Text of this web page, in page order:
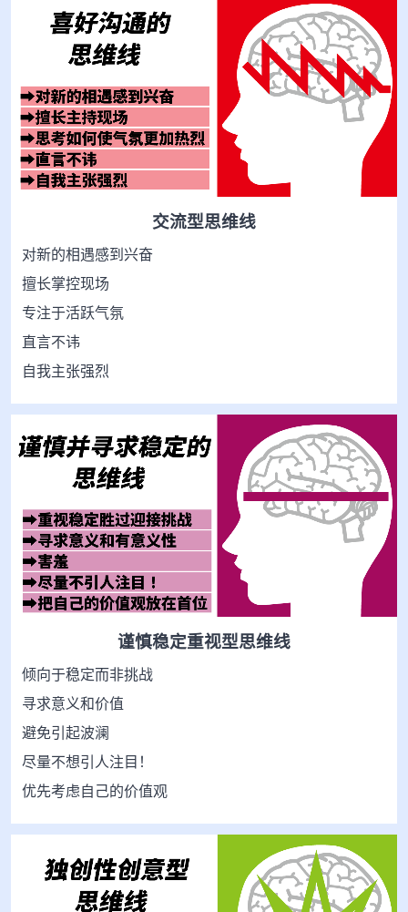
交流型思维线
对新的相遇感到兴奋
擅长掌控现场
专注于活跃气氛
直言不讳
自我主张强烈
谨慎稳定重视型思维线
倾向于稳定而非挑战
寻求意义和价值
避免引起波澜
尽量不想引人注目！
优先考虑自己的价值观